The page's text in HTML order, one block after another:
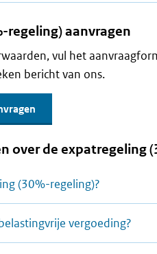
regeling) aanvragen
vul het
bericht van ons.
over de expatregeling
(30%-regeling)?
vergoeding?